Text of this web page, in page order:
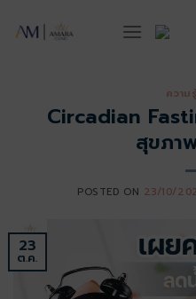
ความ
Circadian
สุขภา
POSTED ON 23/10/
23
ต.ค.